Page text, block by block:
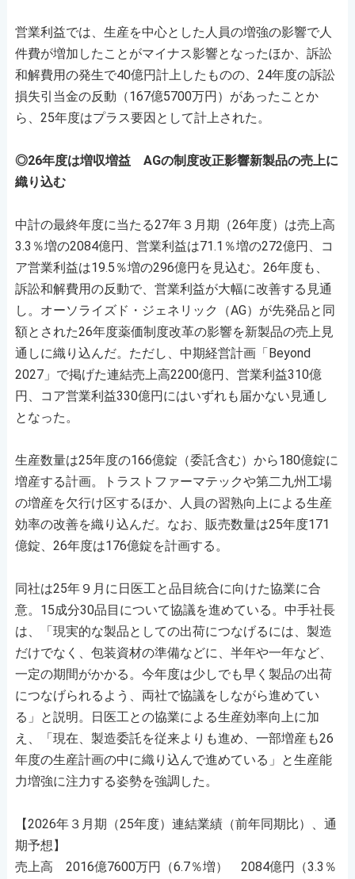
営業利益では、生産を中心とした人員の増強の影響で人
件費が増加したことがマイナス影響となったほか、訴訟
和解費用の発生で40億円計上したものの、24年度の訴訟
損失引当金の反動（167億5700万円）があったことか
ら、25年度はプラス要因として計上された。
◎26年度は増収増益 AGの制度改正影響新製品の売上に
織り込む
中計の最終年度に当たる27年３月期（26年度）は売上高
3.3％増の2084億円、営業利益は71.1％増の272億円、コ
ア営業利益は19.5％増の296億円を見込む。26年度も、
訴訟和解費用の反動で、営業利益が大幅に改善する見通
し。オーソライズド・ジェネリック（AG）が先発品と同
額とされた26年度薬価制度改革の影響を新製品の売上見
通しに織り込んだ。ただし、中期経営計画「Beyond
2027」で掲げた連結売上高2200億円、営業利益310億
円、コア営業利益330億円にはいずれも届かない見通し
となった。
生産数量は25年度の166億錠（委託含む）から180億錠に
増産する計画。トラストファーマテックや第二九州工場
の増産を欠行け区するほか、人員の習熟向上による生産
効率の改善を織り込んだ。なお、販売数量は25年度171
億錠、26年度は176億錠を計画する。
同社は25年９月に日医工と品目統合に向けた協業に合
意。15成分30品目について協議を進めている。中手社長
は、「現実的な製品としての出荷につなげるには、製造
だけでなく、包装資材の準備などに、半年や一年など、
一定の期間がかかる。今年度は少しでも早く製品の出荷
につなげられるよう、両社で協議をしながら進めてい
る」と説明。日医工との協業による生産効率向上に加
え、「現在、製造委託を従来よりも進め、一部増産も26
年度の生産計画の中に織り込んで進めている」と生産能
力増強に注力する姿勢を強調した。
【2026年３月期（25年度）連結業績（前年同期比）、通
期予想】
売上高 2016億7600万円（6.7％増） 2084億円（3.3％